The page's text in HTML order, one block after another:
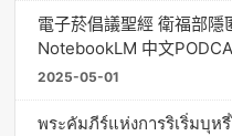
電子菸倡議聖經 衛福部
NotebookLM 中文
2025-05-01
พระคัมภีร์แห่งการริเริ่มบุห